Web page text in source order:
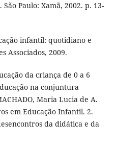
Paulo: Xamã, 2002. p. 13-
infantil: quotidiano e
Associados, 2009.
da criança de 0 a 6
na conjuntura
Maria Lucia de A.
em Educação Infantil. 2.
da didática e da